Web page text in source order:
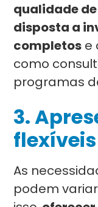
qualidade
disposta a
completos e
como
programas
3.
flexíveis
As
podem